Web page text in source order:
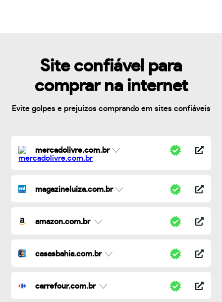
Site confiável para
comprar na internet
Evite golpes e prejuízos comprando em sites confiáveis
mercadolivre.com.br
magazineluiza.com.br
amazon.com.br
casasbahia.com.br
carrefour.com.br